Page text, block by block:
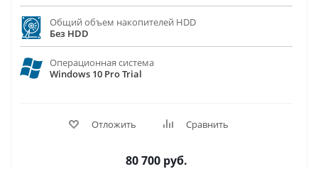
Общий объем накопителей HDD
Без HDD
Операционная система
Windows 10 Pro Trial
Отложить Сравнить
80 700 руб.